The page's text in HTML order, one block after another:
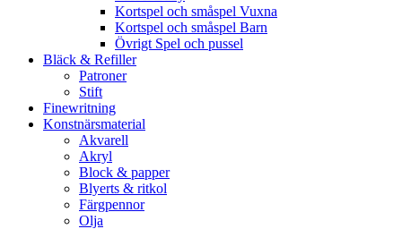
Kortspel och småspel Vuxna
Kortspel och småspel Barn
Övrigt Spel och pussel
Bläck & Refiller
Patroner
Stift
Finewritning
Konstnärsmaterial
Akvarell
Akryl
Block & papper
Blyerts & ritkol
Färgpennor
Olja